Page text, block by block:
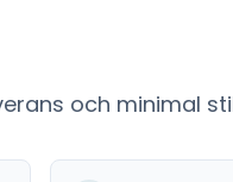
och minimal